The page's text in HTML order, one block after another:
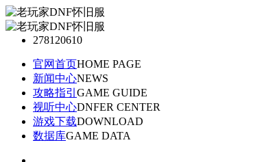
278120610
官网首页HOME PAGE
新闻中心NEWS
攻略指引 GAME GUIDE
视听中心 DNFER CENTER
游戏下载DOWNLOAD
数据库GAME DATA